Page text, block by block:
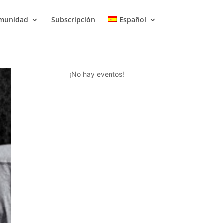
Subscripción Español
¡No hay eventos!